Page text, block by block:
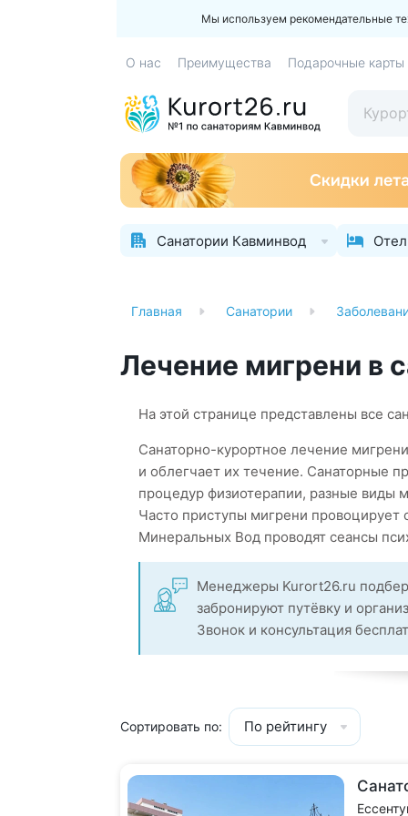
Мы используем рекомендательные
О нас Преимущества Подарочные карты
Санатории Кавминвод
Главная Санатории
Лечение мигрени в
На этой странице представлены все
Санаторно-курортное лечение
и облегчает их течение. Санаторные
процедур физиотерапии, разные виды
Часто приступы мигрени провоцирует
Минеральных Вод проводят сеансы
Менеджеры Kurort26.ru
забронируют путёвку и
Звонок и консультация
Сортировать по: По рейтингу